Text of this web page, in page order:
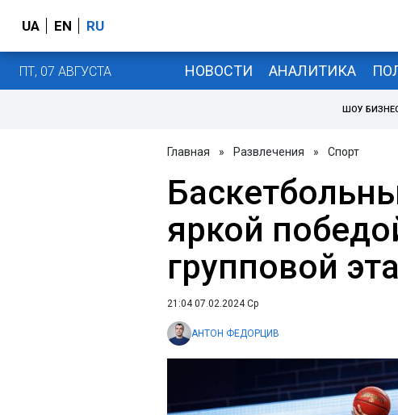
UA EN RU
ПТ, 07 АВГУСТА НОВОСТИ АНАЛИТИКА
ШОУ
Главная » Развлечения » Спорт
яркой
групповой
21:04 07.02.2024 Ср
АНТОН ФЕДОРЦИВ